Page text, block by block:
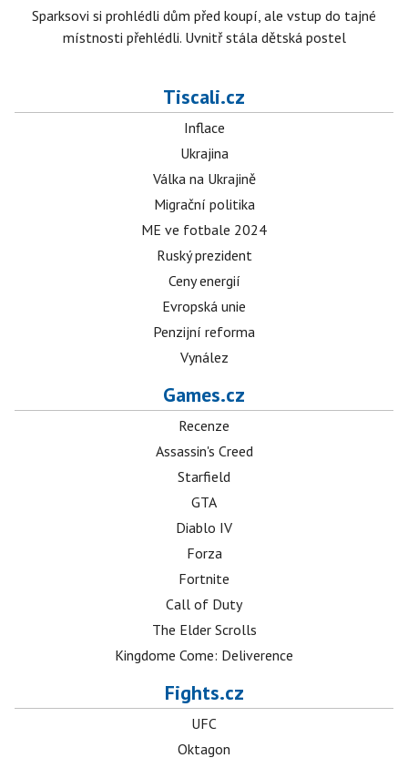
Sparksovi si prohlédli dům před koupí, ale vstup do tajné
místnosti přehlédli. Uvnitř stála dětská postel
Tiscali.cz
Inflace
Ukrajina
Válka na Ukrajině
Migrační politika
ME ve fotbale 2024
Ruský prezident
Ceny energií
Evropská unie
Penzijní reforma
Vynález
Games.cz
Recenze
Assassin's Creed
Starfield
GTA
Diablo IV
Forza
Fortnite
Call of Duty
The Elder Scrolls
Kingdome Come: Deliverence
Fights.cz
UFC
Oktagon